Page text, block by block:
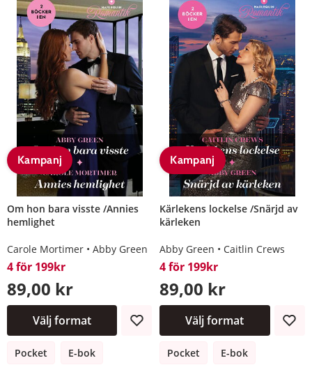
Kampanj
Om hon bara visste /Annies
hemlighet
Carole Mortimer Abby Green
4 för 199kr
89,00 kr
Välj format
Pocket E-bok
Kampanj
Kärlekens lockelse /Snärjd av
kärleken
Abby Green Caitlin Crews
4 för 199kr
89,00 kr
Välj format
Pocket E-bok